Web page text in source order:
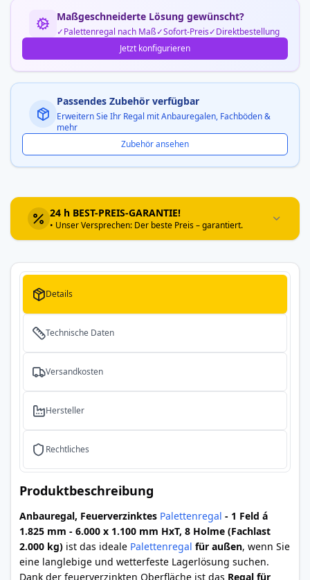
Maßgeschneiderte Lösung gewünscht?
Palettenregal nach Maß Sofort-Preis
Direktbestellung
Jetzt konfigurieren
Passendes Zubehör verfügbar
Erweitern Sie Ihr Regal mit Anbauregalen, Fachböden &
mehr
Zubehör ansehen
24 h BEST-PREIS-GARANTIE!
• Unser Versprechen: Der beste Preis – garantiert.
Details
Technische Daten
Versandkosten
Hersteller
Rechtliches
Produktbeschreibung
Anbauregal, Feuerverzinktes Palettenregal - 1 Feld á
1.825 mm - 6.000 x 1.100 mm HxT, 8 Holme (Fachlast
2.000 kg) ist das ideale Palettenregal für außen, wenn Sie
eine langlebige und wetterfeste Lagerlösung suchen.
Dank der feuerverzinkten Oberfläche ist das Regal für